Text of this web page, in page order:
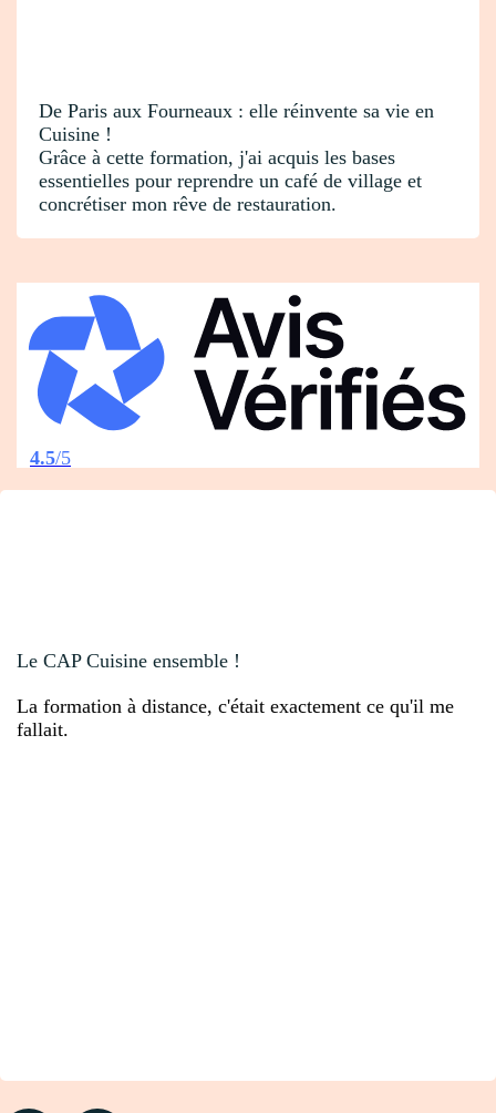
De Paris aux Fourneaux : elle réinvente sa vie en
Cuisine !
Grâce à cette formation, j'ai acquis les bases
essentielles pour reprendre un café de village et
concrétiser mon rêve de restauration.
4.5/5
Le CAP Cuisine ensemble !
La formation à distance, c'était exactement ce qu'il me
fallait.